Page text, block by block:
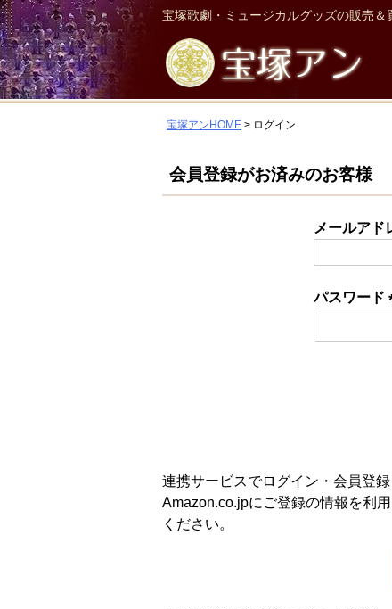
宝塚歌劇・ミュージカルグッズの販売＆
宝塚アンHOME ログイン
会員登録がお済みのお客様
メールアド
パスワード
連携サービスでログイン・会員登録
Amazon.co.jpにご登録の情報を利
ください。